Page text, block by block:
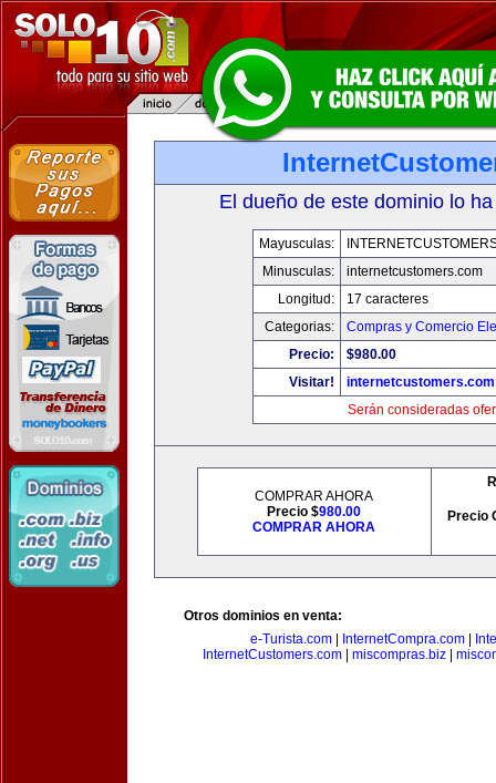
El dueño de este dominio lo
Mayusculas:
Minusculas:
internetcustomers.com
Longitud:
17 caracteres
Categorias:
Compras y Comercio
Precio:
$980.00
Visitar!
internetcustomers.com
Serán consideradas
COMPRAR AHORA
Precio $980.00
COMPRAR AHORA
Precio
Otros dominios en venta:
e-Turista.com
InternetCompra.com
InternetCustomers.com| miscompras.biz|